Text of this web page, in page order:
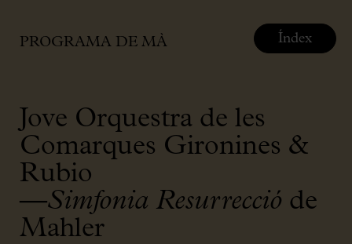
PROGRAMA DE MÀ
Jove Orquestra de les
Comarques Gironines &
Rubio
—Simfonia Resurrecció de
Mahler
Índex